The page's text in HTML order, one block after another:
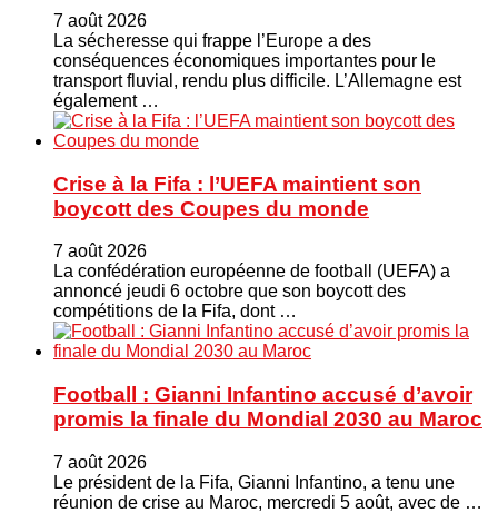
7 août 2026
La sécheresse qui frappe l’Europe a des
conséquences économiques importantes pour le
transport fluvial, rendu plus difficile. L’Allemagne est
également …
Crise à la Fifa : l’UEFA maintient son
boycott des Coupes du monde
7 août 2026
La confédération européenne de football (UEFA) a
annoncé jeudi 6 octobre que son boycott des
compétitions de la Fifa, dont …
Football : Gianni Infantino accusé d’avoir
promis la finale du Mondial 2030 au Maroc
7 août 2026
Le président de la Fifa, Gianni Infantino, a tenu une
réunion de crise au Maroc, mercredi 5 août, avec de …